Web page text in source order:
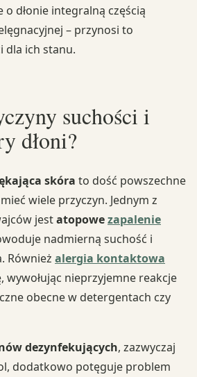
dłonie integralną częścią
– przynosi to
dla ich stanu.
suchości i
dłoni?
skóra to dość powszechne
wiele przyczyn. Jednym z
jestatopowezapalenie
nadmierną suchość i
Również alergia kontaktowa
nieprzyjemne reakcje
obecne w detergentach czy
dezynfekujących, zazwyczaj
dodatkowo potęguje problem